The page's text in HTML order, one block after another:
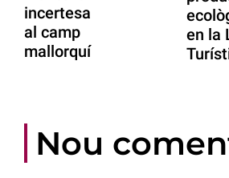
incertesa
al camp
mallorquí
en la
Nou